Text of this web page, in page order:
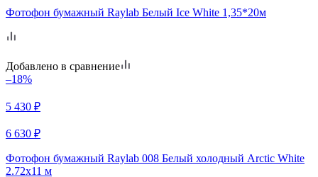
Фотофон бумажный Raylab Белый Ice White 1,35*20м
Добавлено в сравнение
–18%
5 430 ₽
6 630 ₽
Фотофон бумажный Raylab 008 Белый холодный Arctic White
2.72x11 м